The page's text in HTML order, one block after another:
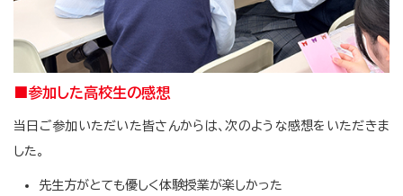
■参加した高校生の感想
当日ご参加いただいた皆さんからは、次のような感想をいただきま
した。
先生方がとても優しく体験授業が楽しかった